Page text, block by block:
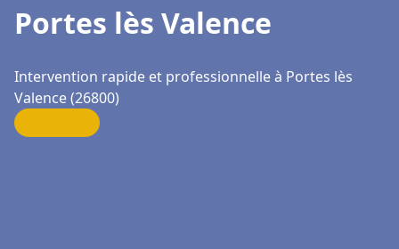
Portes lès Valence
Intervention rapide et professionnelle à Portes lès
Valence (26800)